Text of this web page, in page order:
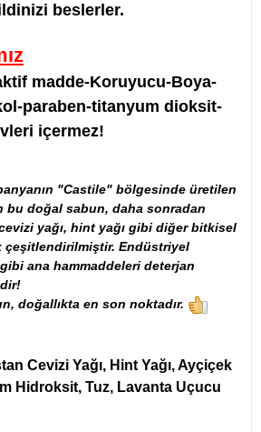
beslerler.
madde-Koruyucu-Boya-
paraben-titanyum dioksit-
içermez!
"Castile" bölgesinde üretilen
bu doğal sabun, daha sonradan
yağı, hint yağı gibi diğer bitkisel
çeşitlendirilmiştir. Endüstriyel
ana hammaddeleri deterjan
doğallıkta en son noktadır.
Cevizi Yağı, Hint Yağı, Ayçiçek
Hidroksit, Tuz, Lavanta Uçucu